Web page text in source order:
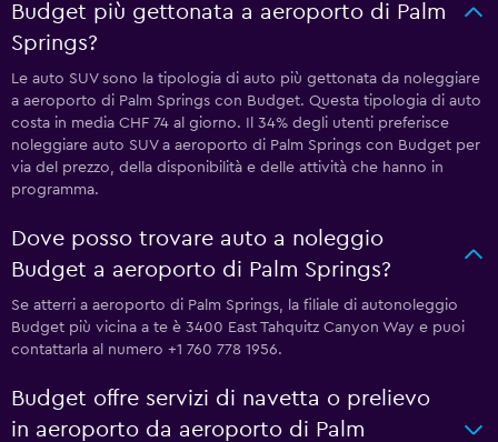
Budget più gettonata a aeroporto di Palm
Springs?
Le auto SUV sono la tipologia di auto più gettonata da noleggiare
a aeroporto di Palm Springs con Budget. Questa tipologia di auto
costa in media CHF 74 al giorno. Il 34% degli utenti preferisce
noleggiare auto SUV a aeroporto di Palm Springs con Budget per
via del prezzo, della disponibilità e delle attività che hanno in
programma.
Dove posso trovare auto a noleggio
Budget a aeroporto di Palm Springs?
Se atterri a aeroporto di Palm Springs, la filiale di autonoleggio
Budget più vicina a te è 3400 East Tahquitz Canyon Way e puoi
contattarla al numero +1 760 778 1956.
Budget offre servizi di navetta o prelievo
in aeroporto da aeroporto di Palm